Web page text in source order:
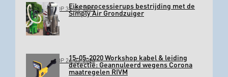
GEPLAATST OP 31-03-2020Eikenprocessierups bestrijding met de
Simply Air Grondzuiger
GEPLAATST OP 26-03-202015-05-2020 Workshop kabel & leiding
detectie: Geannuleerd wegens Corona
maatregelen RIVM